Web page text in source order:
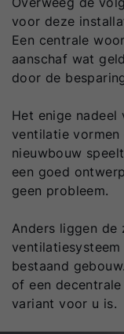
voor deze
Een centrale
aanschaf wat
door de
Het enige nadeel
ventilatie
nieuwbouw
een goed
geen probleem.
Anders liggen de
bestaand
of een
variant voor u is.